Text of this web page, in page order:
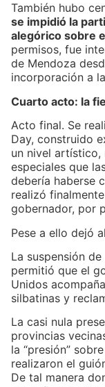
También hubo
se impidió la
alegórico sobre
permisos, fue
de Mendoza
incorporación a
Cuarto acto: la
Acto final. Se
Day, construido
un nivel
especiales que
debería haberse
realizó
gobernador, por
Pese a ello dejó
La suspensión
permitió que el
Unidos
silbatinas y
La casi nula
provincias
la “presión”
realizaron el
De tal manera